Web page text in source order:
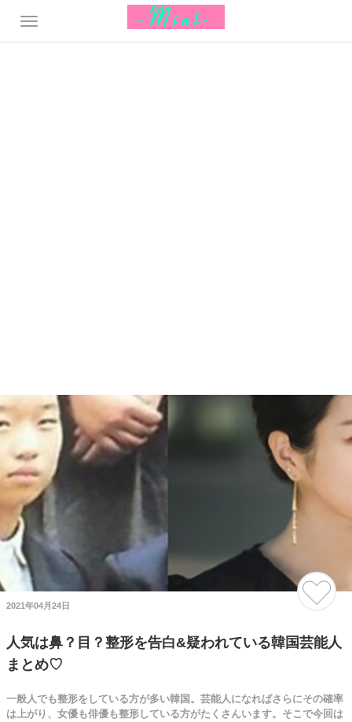
2021年04月24日
人気は鼻？目？整形を告白&疑われている韓国芸能人
まとめ♡
一般人でも整形をしている方が多い韓国。芸能人になればさらにその確率
は上がり、女優も俳優も整形している方がたくさんいます。そこで今回は